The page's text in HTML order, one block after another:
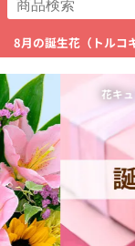
8月の誕生花（トルコ
花キューピットの